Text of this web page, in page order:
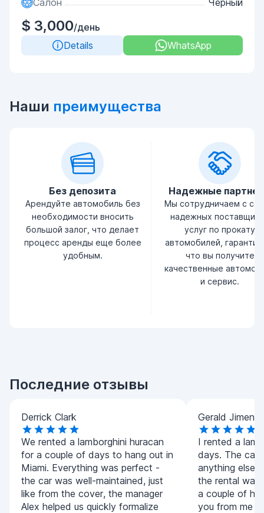
Салон Черный
$ 3,000/день
Details
WhatsApp
Наши преимущества
Без депозита
Арендуйте автомобиль без
необходимости вносить
большой залог, что делает
процесс аренды еще более
удобным.
Надежные
Мы сотрудничаем с
надежных
услуг по прокату
автомобилей,
что вы получите
качественные
и сервис.
Последние отзывы
Derrick Clark
We rented a lamborghini huracan
for a couple of days to hang out in
Miami. Everything was perfect -
the car was well-maintained, just
like from the cover, the manager
Alex helped us quickly formalize
Gerald
I rented a
days. The car
anything else.
the rental was
a couple of
you from me